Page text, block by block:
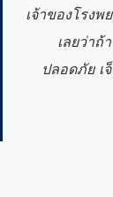
เจ้าของโรง
เลยว่าถ้
ปลอดภัย เ